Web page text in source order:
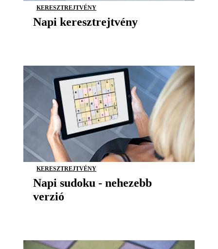
KERESZTREJTVÉNY
Napi keresztrejtvény
KERESZTREJTVÉNY
Napi sudoku - nehezebb
verzió